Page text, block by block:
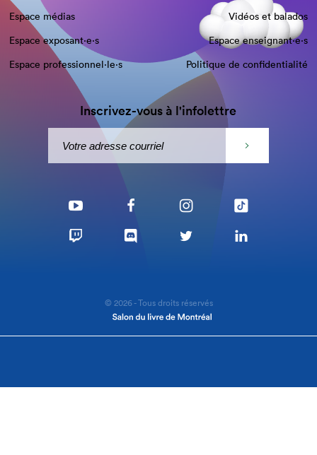
Espace médias
Vidéos et balados
Espace exposant·e⋅s
Espace enseignant·e⋅s
Espace professionnel·le⋅s
Politique de confidentialité
Inscrivez-vous à l'infolettre
© 2026 - Tous droits réservés